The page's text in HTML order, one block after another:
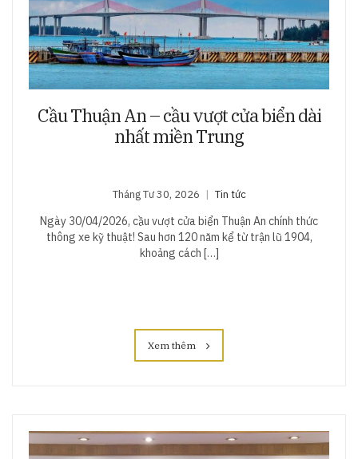
Cầu Thuận An – cầu vượt cửa biển dài
nhất miền Trung
Tháng Tư 30, 2026 Tin tức
Ngày 30/04/2026, cầu vượt cửa biển Thuận An chính thức
thông xe kỹ thuật! Sau hơn 120 năm kể từ trận lũ 1904,
khoảng cách […]
Xem thêm